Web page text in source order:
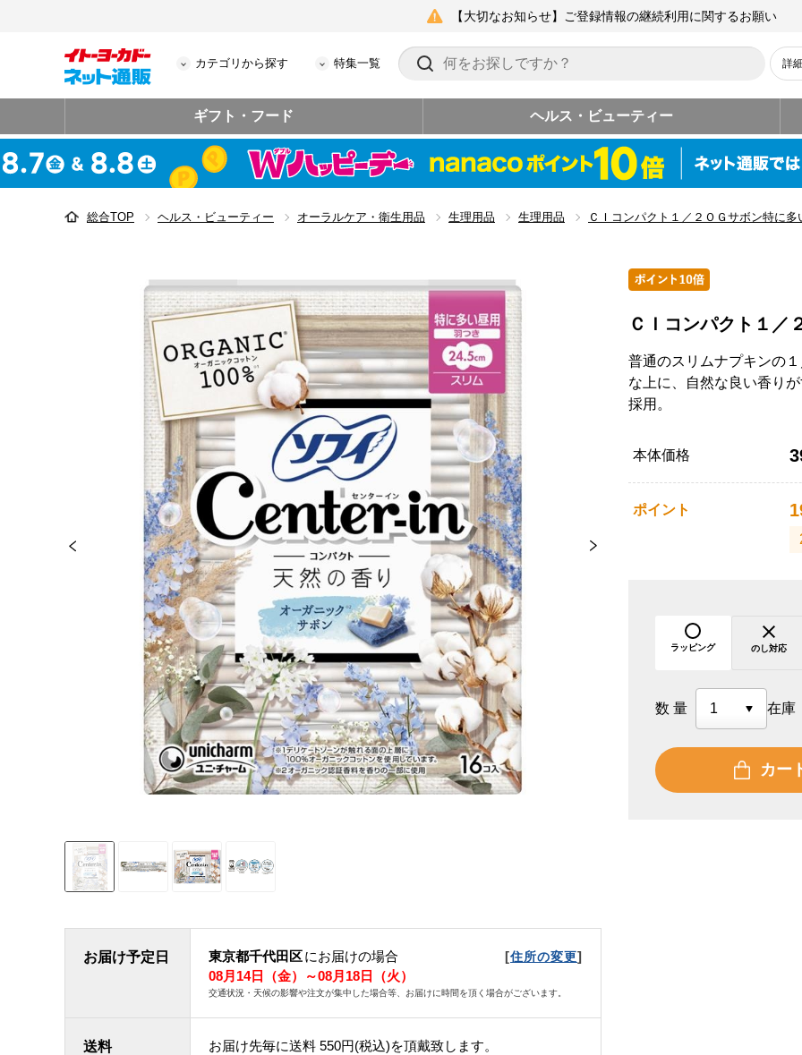
【大切なお知らせ】ご登録情報の継続利用に関するお願い
カテゴリから探す 特集一覧 詳
ギフト・フード ヘルス・ビューティー
総合TOP ヘルス・ビューティー オーラルケア・衛生用品 生理用品 生理用品 ＣＩコンパクト１／２ＯＧサボン特に
お届け予定日 東京都千代田区にお届けの場合 [住所の変更]
08月14日（金）～08月18日（火）
交通状況・天候の影響や注文が集中した場合等、お届けに時間を頂く場合がございます。
送料 お届け先毎に送料 550円(税込)を頂戴致します。
ＣＩコンパクト１
普通のスリムナプキンの
な上に、自然な良い香り
採用。
本体価格
ポイント
ラッピング のし対応
数量 在庫
カー